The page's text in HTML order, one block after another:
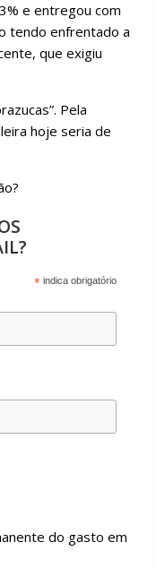
e entregou com
tendo enfrentado a
que exigiu
Pela
hoje seria de
* indica obrigatório
do gasto em